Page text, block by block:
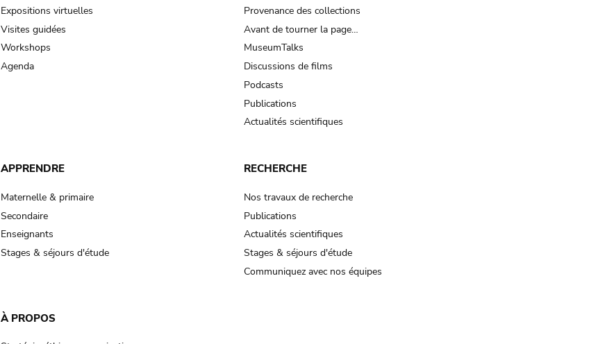
Expositions virtuelles
Visites guidées
Workshops
Agenda
Provenance des collections
Avant de tourner la page…
MuseumTalks
Discussions de films
Podcasts
Publications
Actualités scientifiques
APPRENDRE
Maternelle & primaire
Secondaire
Enseignants
Stages & séjours d'étude
RECHERCHE
Nos travaux de recherche
Publications
Actualités scientifiques
Stages & séjours d'étude
Communiquez avec nos équipes
À PROPOS